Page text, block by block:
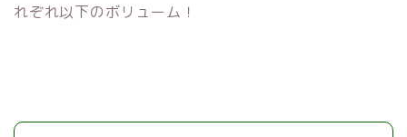
れぞれ以下のボリューム！